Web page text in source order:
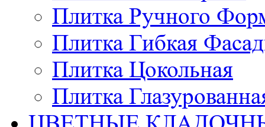
Плитка Ручного
Плитка Гибкая
Плитка Цокольная
Плитка